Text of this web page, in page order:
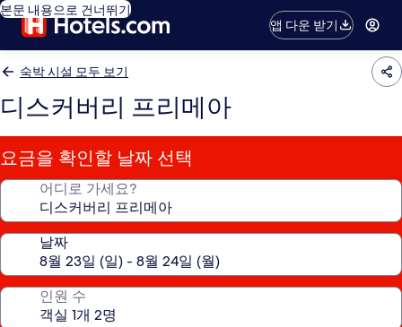
본문 내용으로 건너뛰기
앱 다운 받기
숙박 시설 모두 보기
디스커버리 프리메아
요금을 확인할 날짜 선택
어디로 가세요?
날짜
인원 수